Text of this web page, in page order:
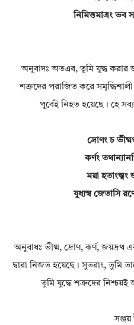
নিমিত্তমাত্রং ভব
অনুবাদঃ অতএব, তুমি যুদ্ধ করার
শত্রুদের পরাজিত করে
পূর্বেই নিহত হয়েছে। হে
দ্রোণং চ
কর্ণং
ময়া হতাংস্ত্বং
যুধ্যস্ব জেতাসি
অনুবাধঃ ভীষ্ম, দ্রোণ, কর্ণ, জয়দ্রথ
দ্বারা নিজত হয়েছে। সুতরাং, তুমি
তুমি যুদ্ধে শত্রুদের
সঞ্জয়